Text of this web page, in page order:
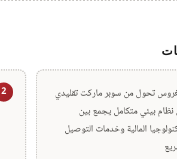
تحول من سوبر ماركت تقليدي
نظام بيئي متكامل يجمع بين
المالية وخدمات التوصيل
2